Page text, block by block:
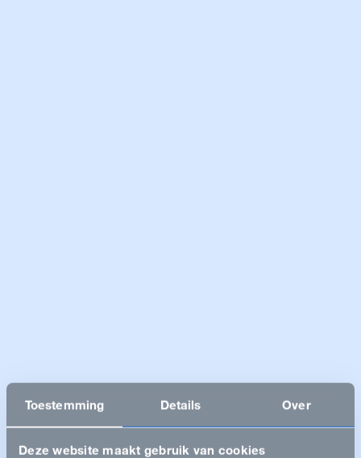
Toestemming Details Over
Deze website maakt gebruik van cookies